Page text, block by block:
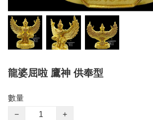
龍婆屈啦 鷹神 供奉型
數量
−
+